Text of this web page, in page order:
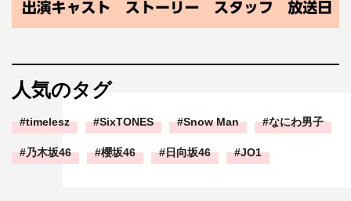
人気のタグ
timelesz SixTONES Snow Man なにわ男子
乃木坂46 櫻坂46 日向坂46 JO1